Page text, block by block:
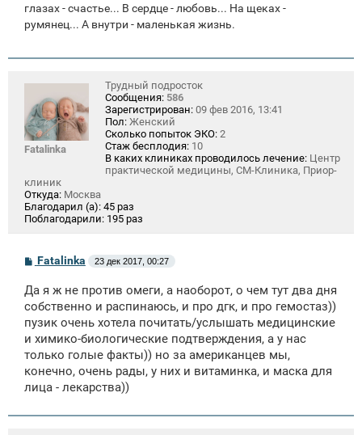
глазах - счастье... В сердце - любовь... На щеках -
румянец... А внутри - маленькая жизнь.
Fatalinka
Трудный подросток
Сообщения: 586
Зарегистрирован: 09 фев 2016, 13:41
Пол: Женский
Сколько попыток ЭКО: 2
Стаж бесплодия: 10
В каких клиниках проводилось лечение: Центр
практической медицины, СМ-Клиника, Приор-
клиник
Откуда: Москва
Благодарил (а): 45 раз
Поблагодарили: 195 раз
С
о
б
щ
н
и
Fatalinka 23 дек 2017, 00:27
Да я ж не против омеги, а наоборот, о чем тут два дня
собственно и распинаюсь, и про дгк, и про гемостаз))
пузик очень хотела почитать/услышать медицинские
и химико-биологические подтверждения, а у нас
только голые факты)) но за американцев мы,
конечно, очень рады, у них и витаминка, и маска для
лица - лекарства))